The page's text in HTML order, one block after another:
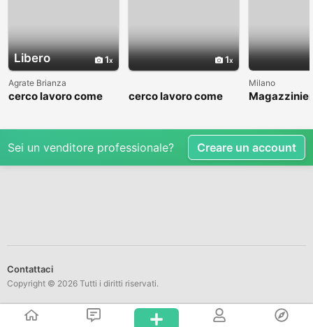
Libero 1
Agrate Brianza
cerco lavoro come
1
cerco lavoro come
Milano
muratore,
Sei un venditore professionale? Creare un account
Contattaci
Copyright © 2026 Tutti i diritti riservati.